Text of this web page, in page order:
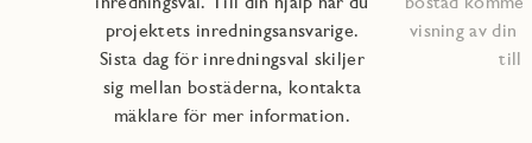
projektets inredningsansvarige.
Sista dag för inredningsval skiljer
sig mellan bostäderna, kontakta
mäklare för mer information.
visning av din